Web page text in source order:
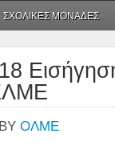
ΣΧΟΛΙΚΕΣ ΜΟΝΑΔΕΣ
BY ΟΛΜΕ